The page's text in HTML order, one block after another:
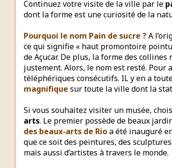
Continuez votre visite de la ville par le
dont la forme est une curiosité de la
Pourquoi le nom Pain de sucre ?A
ce qui signifie « haut promontoire
de Açucar. De plus, la forme des
justement. Alors, le nom est resté.
téléphériques consécutifs. IL y en a
magnifique sur toute la ville dont la
Si vous souhaitez visiter un musée,
arts. Le premier possède de beaux
des beaux-arts de Rioa été inauguré
que ce soit des peintures, des
mais aussi d’artistes à travers le monde.